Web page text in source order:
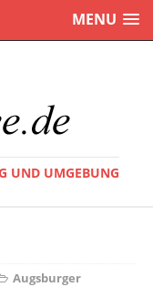
MENU
UND UMGEBUNG
Augsburger